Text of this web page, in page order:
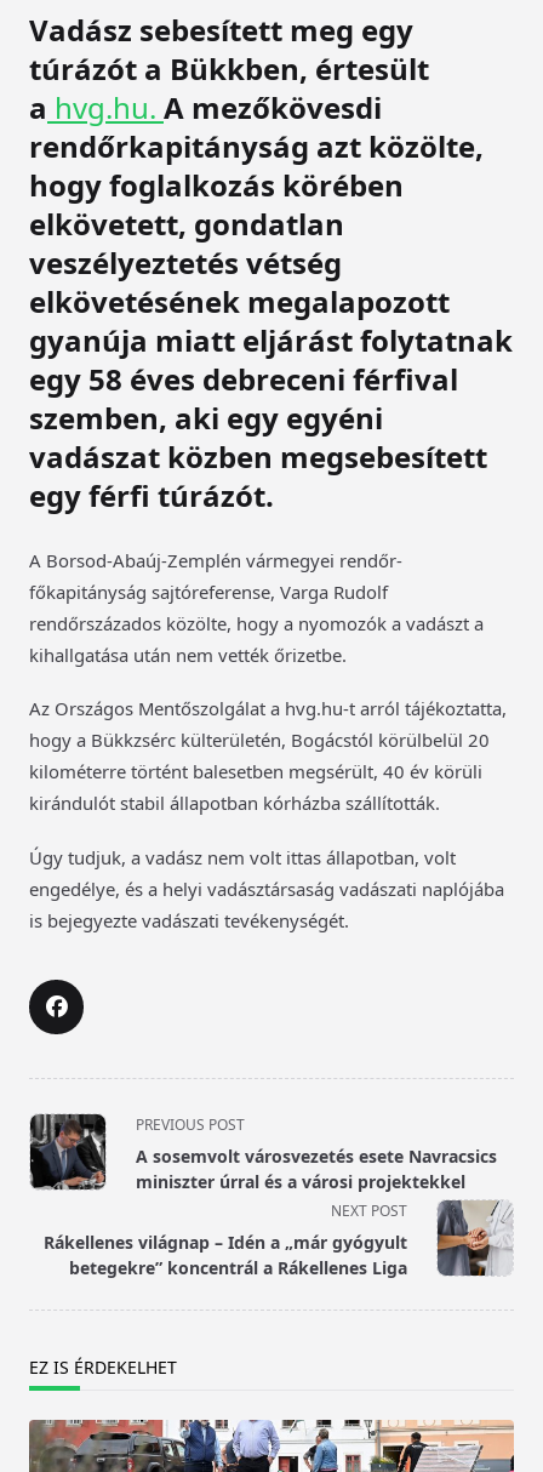
Vadász sebesített meg egy
túrázót a Bükkben, értesült
a hvg.hu. A mezőkövesdi
rendőrkapitányság azt közölte,
hogy foglalkozás körében
elkövetett, gondatlan
veszélyeztetés vétség
elkövetésének megalapozott
gyanúja miatt eljárást folytatnak
egy 58 éves debreceni férfival
szemben, aki egy egyéni
vadászat közben megsebesített
egy férfi túrázót.
A Borsod-Abaúj-Zemplén vármegyei rendőr-
főkapitányság sajtóreferense, Varga Rudolf
rendőrszázados közölte, hogy a nyomozók a vadászt a
kihallgatása után nem vették őrizetbe.
Az Országos Mentőszolgálat a hvg.hu-t arról tájékoztatta,
hogy a Bükkzsérc külterületén, Bogácstól körülbelül 20
kilométerre történt balesetben megsérült, 40 év körüli
kirándulót stabil állapotban kórházba szállították.
Úgy tudjuk, a vadász nem volt ittas állapotban, volt
engedélye, és a helyi vadásztársaság vadászati naplójába
is bejegyezte vadászati tevékenységét.
<span
class="nav-
subtitle
reader-
text">Page</span>
PREVIOUS POST
A sosemvolt városvezetés esete Navracsics
miniszter úrral és a városi projektekkel
NEXT POST
Rákellenes világnap – Idén a „már gyógyult
betegekre” koncentrál a Rákellenes Liga
EZ IS ÉRDEKELHET